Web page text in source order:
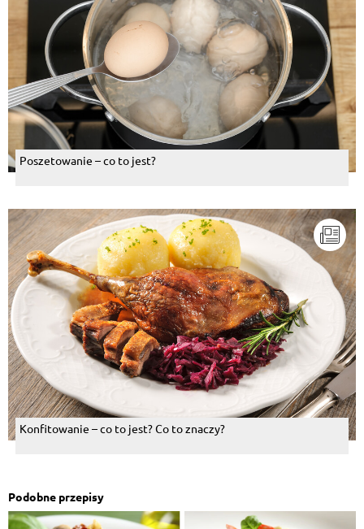
Poszetowanie – co to jest?
Konfitowanie – co to jest? Co to znaczy?
Podobne przepisy